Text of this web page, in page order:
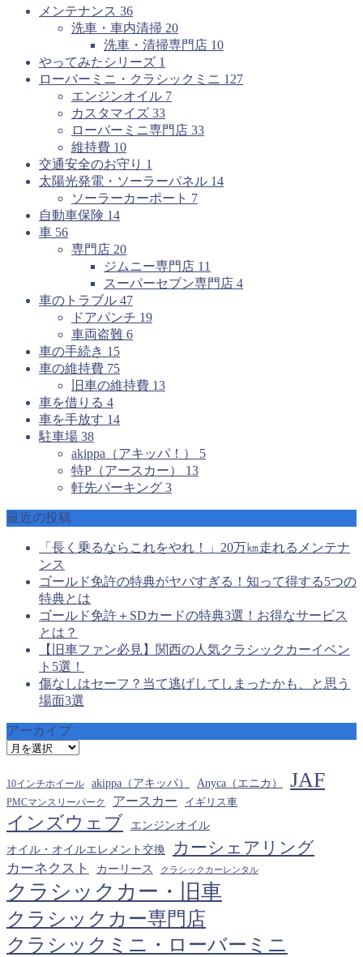
メンテナンス 36
洗車・車内清掃 20
洗車・清掃専門店 10
やってみたシリーズ 1
ローバーミニ・クラシックミニ 127
エンジンオイル 7
カスタマイズ 33
ローバーミニ専門店 33
維持費 10
交通安全のお守り 1
太陽光発電・ソーラーパネル 14
ソーラーカーポート 7
自動車保険 14
車 56
専門店 20
ジムニー専門店 11
スーパーセブン専門店 4
車のトラブル 47
ドアパンチ 19
車両盗難 6
車の手続き 15
車の維持費 75
旧車の維持費 13
車を借りる 4
車を手放す 14
駐車場 38
akippa（アキッパ！） 5
特P（アースカー） 13
軒先パーキング 3
最近の投稿
「長く乗るならこれをやれ！」20万㎞走れるメンテナ
ンス
ゴールド免許の特典がヤバすぎる！知って得する5つの
特典とは
ゴールド免許＋SDカードの特典3選！お得なサービス
とは？
【旧車ファン必見】関西の人気クラシックカーイベン
ト5選！
傷なしはセーフ？当て逃げしてしまったかも、と思う
場面3選
アーカイブ
ア
カ
イ
ブ
10インチホイール akippa（アキッパ） Anyca（エニカ） JAF
PMCマンスリーパーク アースカー イギリス車
インズウェブ エンジンオイル
オイル・オイルエレメント交換 カーシェアリング
カーネクスト カーリース クラシックカーレンタル
クラシックカー・旧車
クラシックカー専門店
クラシックミニ・ローバーミニ